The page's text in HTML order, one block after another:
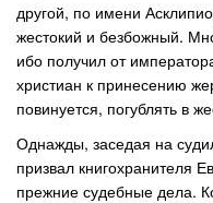
другой, по имени
жестокий и безбожный.
ибо получил от
христиан к принесению
повинуется, погублять в
Однажды, заседая на
призвал книгохранителя
прежние судебные дела.